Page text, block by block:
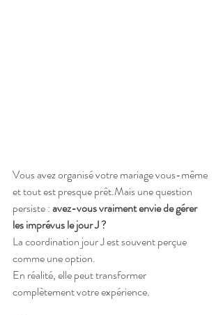
Vous avez organisé votre mariage vous-même
et tout est presque prêt.Mais une question
persiste : avez-vous vraiment envie de gérer
les imprévus le jour J ?
La coordination jour J est souvent perçue
comme une option.
En réalité, elle peut transformer
complètement votre expérience.